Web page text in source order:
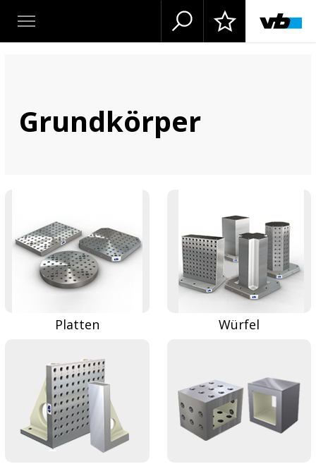
Grundkörper
Platten Würfel